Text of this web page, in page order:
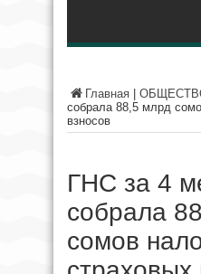
Главная
собрала 88,5 млрд
взносов
ГНС за 4
собрала
сомов